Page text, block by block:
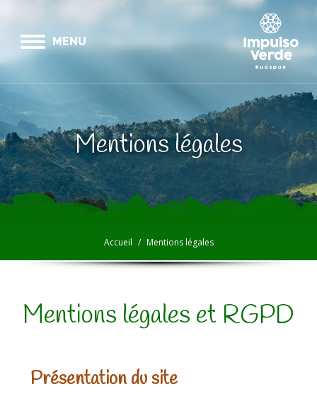
MENU
Mentions légales
Vous êtes ici :
Accueil Mentions légales
Mentions légales et RGPD
Présentation du site